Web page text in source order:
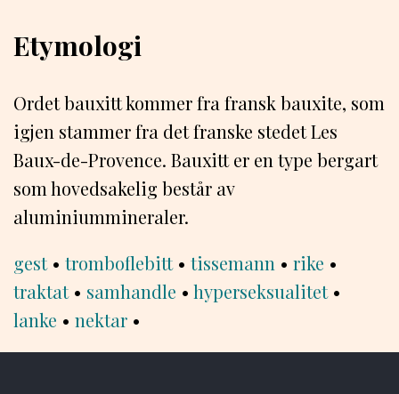
Etymologi
Ordet bauxitt kommer fra fransk bauxite, som
igjen stammer fra det franske stedet Les
Baux-de-Provence. Bauxitt er en type bergart
som hovedsakelig består av
aluminiummineraler.
gest• tromboflebitt• tissemann • rike •
traktat• samhandle • hyperseksualitet•
lanke • nektar •